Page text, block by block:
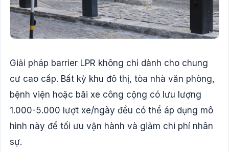
Giải pháp barrier LPR không chỉ dành cho chung
cư cao cấp. Bất kỳ khu đô thị, tòa nhà văn phòng,
bệnh viện hoặc bãi xe công cộng có lưu lượng
1.000-5.000 lượt xe/ngày đều có thể áp dụng mô
hình này để tối ưu vận hành và giảm chi phí nhân
sự.